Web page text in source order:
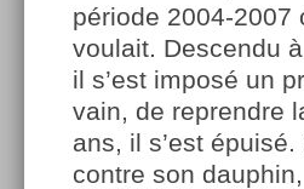
période 2004-2007
voulait. Descendu
il s’est imposé un
vain, de reprendre
ans, il s’est
contre son